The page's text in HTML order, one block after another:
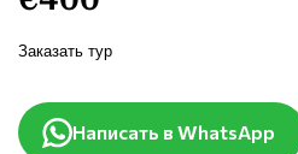
Заказать тур
Написать в WhatsApp